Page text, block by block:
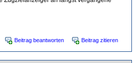
Beitrag beantworten Beitrag zitieren